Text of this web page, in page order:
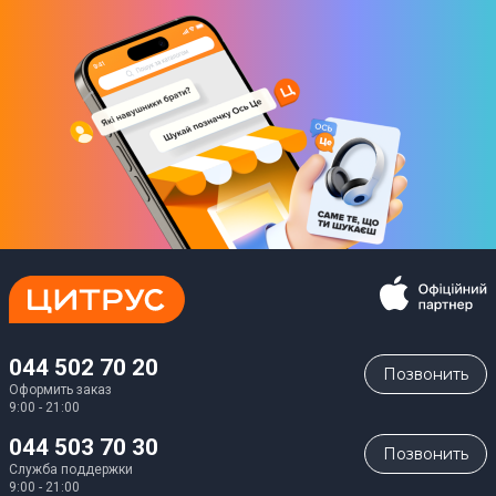
044 502 70 20
Оформить заказ
9:00 - 21:00
Позвонить
044 503 70 30
Служба поддержки
9:00 - 21:00
Позвонить